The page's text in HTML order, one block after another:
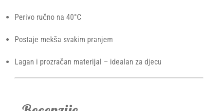
Perivo ručno na 40°C
Postaje mekša svakim pranjem
Lagan i prozračan materijal – idealan za djecu